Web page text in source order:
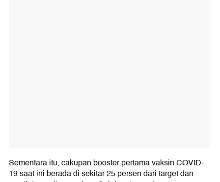
Sementara itu, cakupan booster pertama vaksin COVID-
19 saat ini berada di sekitar 25 persen dari target dan